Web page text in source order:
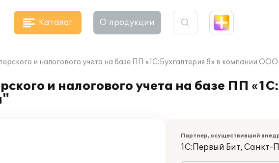
Каталог О продукции
и налогового учета на базе ПП «1C:Бухгалтерия 8» в компании
и налогового учета на базе ПП
Партнер, осуществивший
1С:Первый Бит, Санкт-